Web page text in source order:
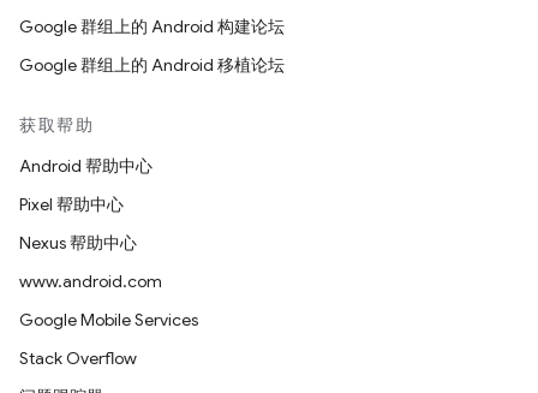
Google 群组上的 Android 构建论坛
Google 群组上的 Android 移植论坛
获取帮助
Android 帮助中心
Pixel 帮助中心
Nexus 帮助中心
www.android.com
Google Mobile Services
Stack Overflow